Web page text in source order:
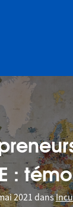
:
2021 dans